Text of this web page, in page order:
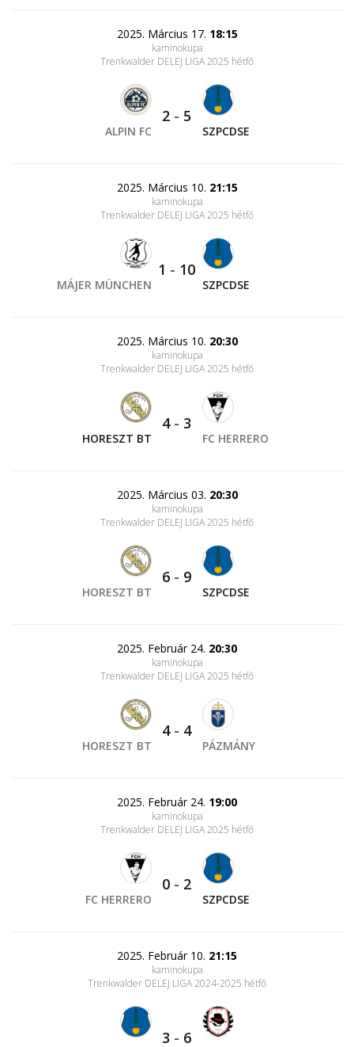
2025. Március 17. 18:15
kaminokupa
Trenkwalder DELEJ LIGA 2025 hétfő
ALPIN FC
2 - 5
SZPCDSE
2025. Március 10. 21:15
kaminokupa
Trenkwalder DELEJ LIGA 2025 hétfő
MÁJER MÜNCHEN
1 - 10
SZPCDSE
2025. Március 10. 20:30
kaminokupa
Trenkwalder DELEJ LIGA 2025 hétfő
HORESZT BT
4- 3
FC HERRERO
2025. Március 03. 20:30
kaminokupa
Trenkwalder DELEJ LIGA 2025 hétfő
HORESZT BT
6 - 9
SZPCDSE
2025. Február 24. 20:30
kaminokupa
Trenkwalder DELEJ LIGA 2025 hétfő
HORESZT BT
4- 4
PÁZMÁNY
2025. Február 24. 19:00
kaminokupa
Trenkwalder DELEJ LIGA 2025 hétfő
FC HERRERO
0 - 2
SZPCDSE
2025. Február 10. 21:15
kaminokupa
Trenkwalder DELEJ LIGA 2024-2025 hétfő
3 - 6